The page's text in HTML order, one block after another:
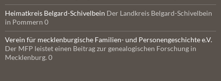
Heimatkreis Belgard-Schivelbein Der Landkreis Belgard-Schivelbein
in Pommern 0
Verein für mecklenburgische Familien- und Personengeschichte e.V.
Der MFP leistet einen Beitrag zur genealogischen Forschung in
Mecklenburg. 0